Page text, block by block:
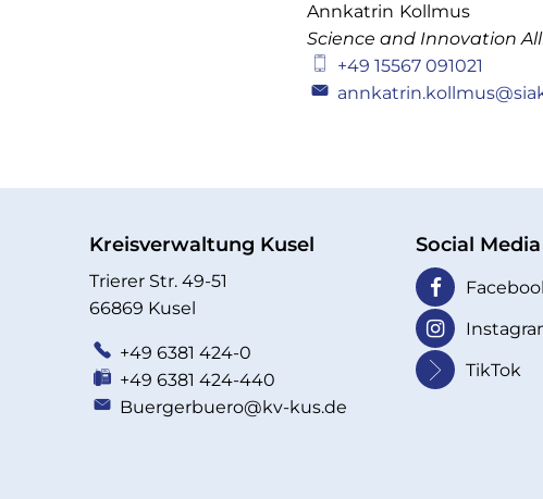
Annkatrin Kollmus
Science and Innovation
+49 15567 091021
Kreisverwaltung Kusel
Trierer Str. 49-51
66869 Kusel
+49 6381 424-0
+49 6381 424-440
Buergerbuero@kv-kus.de
Social Media
TikTok